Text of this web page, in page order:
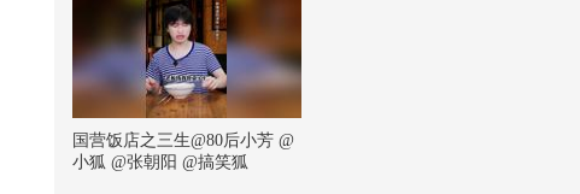
@努力学习的总结侠 #一不小
心就潮了
国营饭店之三生@80后小芳 @
小狐 @张朝阳 @搞笑狐